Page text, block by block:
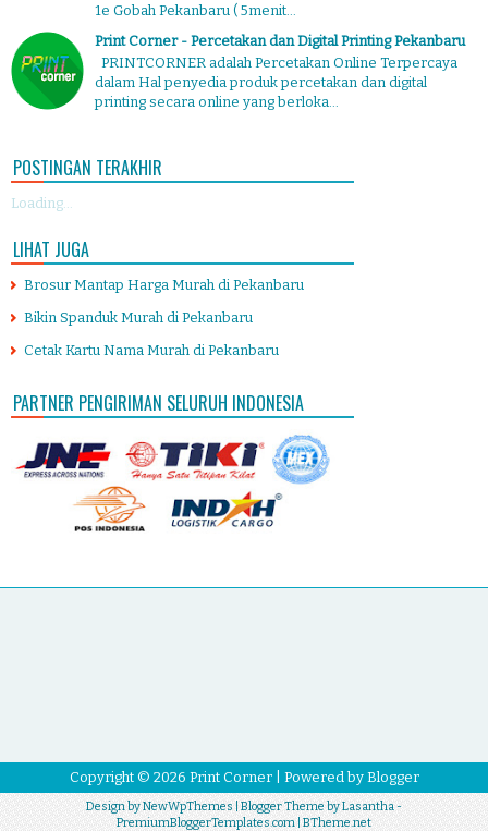
1e Gobah Pekanbaru ( 5menit...
Print Corner - Percetakan dan Digital Printing Pekanbaru
PRINTCORNER adalah Percetakan Online Terpercaya
dalam Hal penyedia produk percetakan dan digital
printing secara online yang berloka...
POSTINGAN TERAKHIR
Loading...
LIHAT JUGA
Brosur Mantap Harga Murah di Pekanbaru
Bikin Spanduk Murah di Pekanbaru
Cetak Kartu Nama Murah di Pekanbaru
PARTNER PENGIRIMAN SELURUH INDONESIA
Copyright © 2026 Print Corner| Powered by Blogger
Design byNewWpThemes | Blogger Theme byLasantha-
PremiumBloggerTemplates.com BTheme.net